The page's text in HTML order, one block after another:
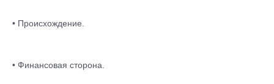
• Происхождение.
• Финансовая сторона.